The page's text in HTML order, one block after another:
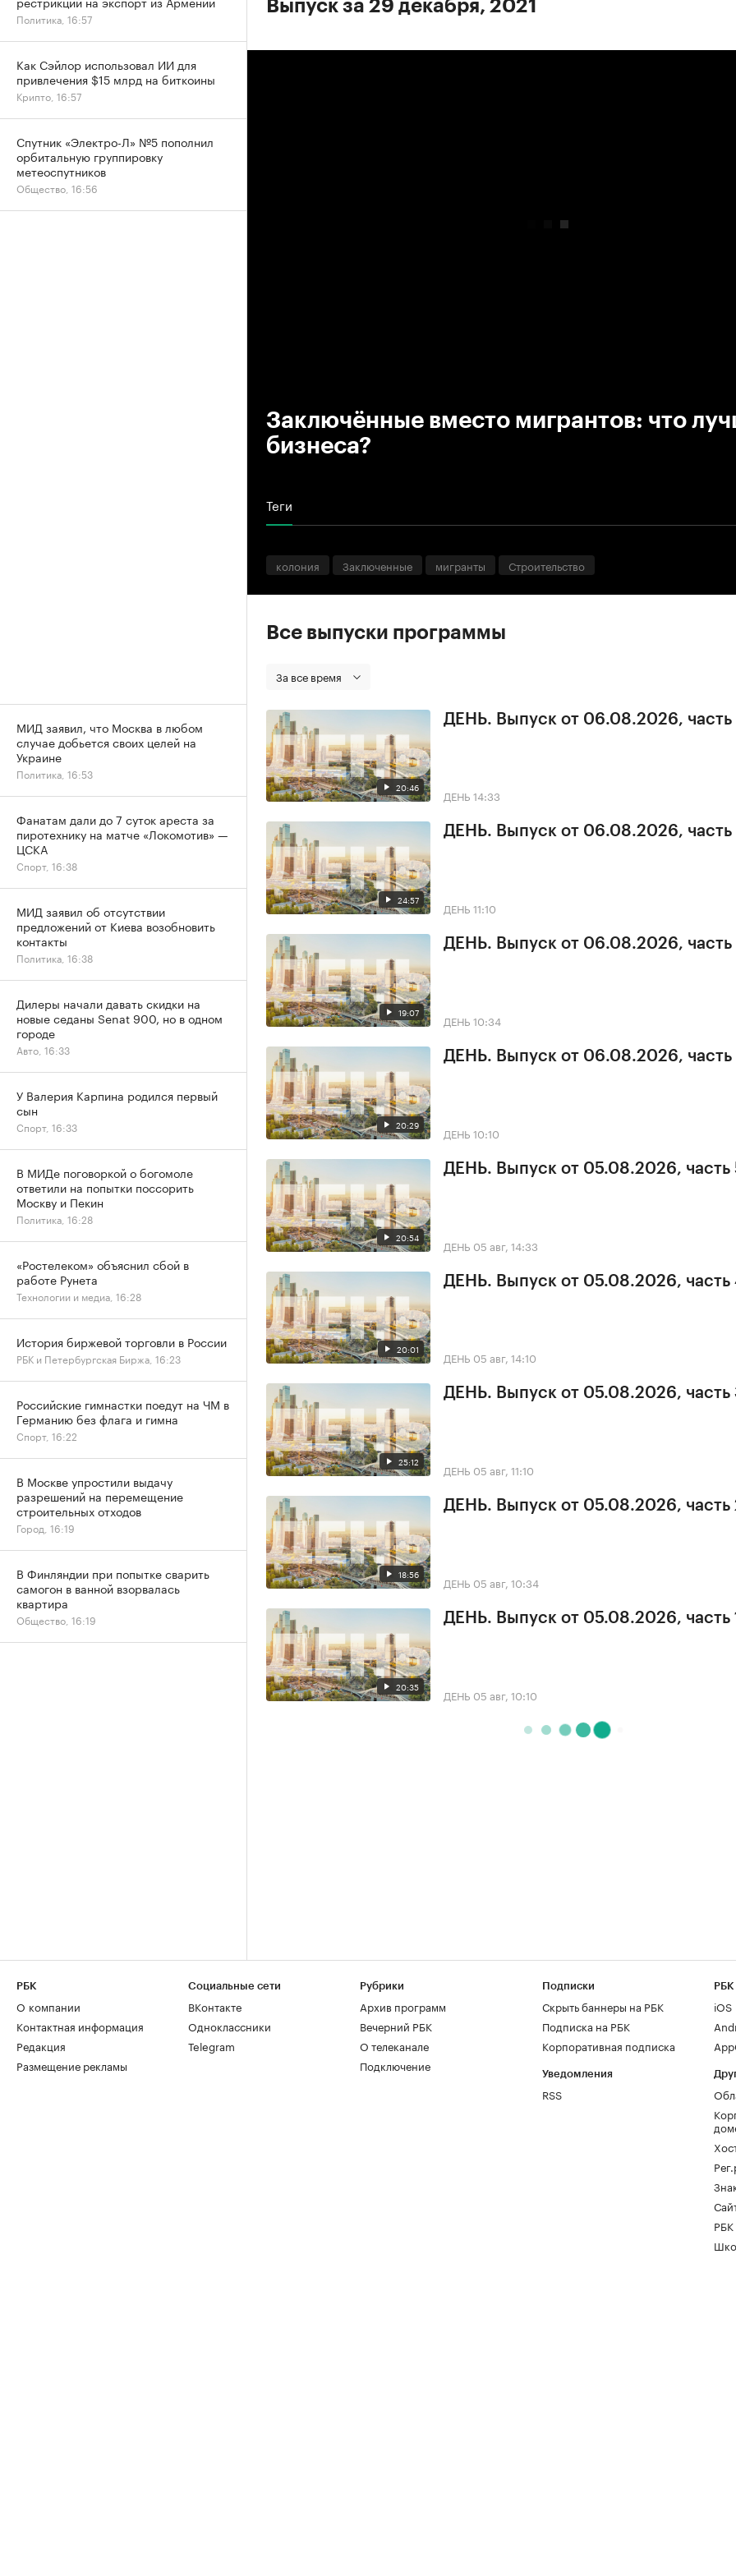
Выпуск за 29 декабря, 2021
Заключённые вместо мигрантов: что
бизнеса?
Теги
колония Заключенные мигранты Строительство
Все выпуски программы
За все время
20:46
ДЕНЬ. Выпуск от 06.08.2026, часть
ДЕНЬ 14:33
24:57
ДЕНЬ. Выпуск от 06.08.2026, часть
ДЕНЬ 11:10
19:07
ДЕНЬ. Выпуск от 06.08.2026, часть
ДЕНЬ 10:34
20:29
ДЕНЬ. Выпуск от 06.08.2026, часть
ДЕНЬ 10:10
20:54
ДЕНЬ. Выпуск от 05.08.2026, часть
ДЕНЬ 05 авг, 14:33
20:01
ДЕНЬ. Выпуск от 05.08.2026, часть
ДЕНЬ 05 авг, 14:10
25:12
ДЕНЬ. Выпуск от 05.08.2026, часть
ДЕНЬ 05 авг, 11:10
18:56
ДЕНЬ. Выпуск от 05.08.2026, часть
ДЕНЬ 05 авг, 10:34
20:35
ДЕНЬ. Выпуск от 05.08.2026, часть
ДЕНЬ 05 авг, 10:10
Политика, 16:57
Как Сэйлор использовал ИИ для
привлечения $15 млрд на биткоины
Крипто, 16:57
Спутник «Электро-Л» №5 пополнил
орбитальную группировку
метеоспутников
Общество, 16:56
МИД заявил, что Москва в любом
случае добьется своих целей на
Украине
Политика, 16:53
Фанатам дали до 7 суток ареста за
пиротехнику на матче «Локомотив» —
ЦСКА
Спорт, 16:38
МИД заявил об отсутствии
предложений от Киева возобновить
контакты
Политика, 16:38
Дилеры начали давать скидки на
новые седаны Senat 900, но в одном
городе
Авто, 16:33
У Валерия Карпина родился первый
сын
Спорт, 16:33
В МИДе поговоркой о богомоле
ответили на попытки поссорить
Москву и Пекин
Политика, 16:28
«Ростелеком» объяснил сбой в
работе Рунета
Технологии и медиа, 16:28
История биржевой торговли в России
РБК и Петербургская Биржа, 16:23
Российские гимнастки поедут на ЧМ в
Германию без флага и гимна
Спорт, 16:22
В Москве упростили выдачу
разрешений на перемещение
строительных отходов
Город, 16:19
В Финляндии при попытке сварить
самогон в ванной взорвалась
квартира
Общество, 16:19
РБК
О компании
Контактная информация
Редакция
Размещение рекламы
Социальные сети
ВКонтакте
Одноклассники
Telegram
Рубрики
Архив программ
Вечерний РБК
О телеканале
Подключение
Подписки
Скрыть баннеры на РБК
Подписка на РБК
Корпоративная подписка
Уведомления
RSS
РБК
iOS